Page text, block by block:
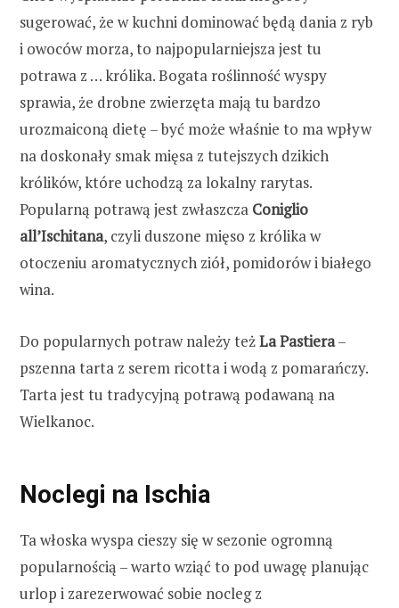
sugerować, że w kuchni dominować będą dania z ryb
i owoców morza, to najpopularniejsza jest tu
potrawa z … królika. Bogata roślinność wyspy
sprawia, że drobne zwierzęta mają tu bardzo
urozmaiconą dietę – być może właśnie to ma wpływ
na doskonały smak mięsa z tutejszych dzikich
królików, które uchodzą za lokalny rarytas.
Popularną potrawą jest zwłaszcza Coniglio
all’Ischitana, czyli duszone mięso z królika w
otoczeniu aromatycznych ziół, pomidorów i białego
wina.
Do popularnych potraw należy teżLa Pastiera–
pszenna tarta z serem ricotta i wodą z pomarańczy.
Tarta jest tu tradycyjną potrawą podawaną na
Wielkanoc.
Noclegi na Ischia
Ta włoska wyspa cieszy się w sezonie ogromną
popularnością – warto wziąć to pod uwagę planując
urlop i zarezerwować sobie nocleg z